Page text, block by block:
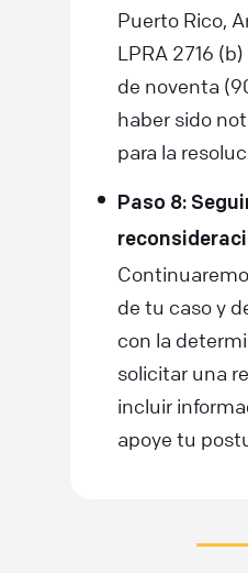
Puerto Rico,
LPRA 2716
de noventa
haber sido
para la
Paso 8:
de tu caso y
con la
solicitar una
incluir
apoye tu